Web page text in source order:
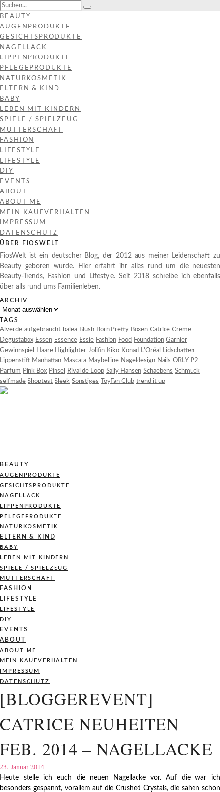
BEAUTY
AUGENPRODUKTE
GESICHTSPRODUKTE
NAGELLACK
LIPPENPRODUKTE
PFLEGEPRODUKTE
NATURKOSMETIK
ELTERN & KIND
BABY
LEBEN MIT KINDERN
SPIELE / SPIELZEUG
MUTTERSCHAFT
FASHION
LIFESTYLE
LIFESTYLE
DIY
EVENTS
ABOUT
ABOUT ME
MEIN KAUFVERHALTEN
IMPRESSUM
DATENSCHUTZ
ÜBER FIOSWELT
FiosWelt ist ein deutscher Blog, der 2012 aus meiner Leidenschaft zu
Beauty geboren wurde. Hier erfahrt ihr alles rund um die neuesten
Beauty-Trends, Fashion und Lifestyle. Seit 2018 schreibe ich ebenfalls
über alls rund ums Familienleben.
ARCHIV
Archiv
TAGS
Alverde aufgebraucht balea Blush Born Pretty Boxen Catrice Creme
Degustabox Essen Essence Essie Fashion Food Foundation Garnier
Gewinnspiel
Haare Highlighter Jolifin Kiko Konad L'Oréal
Lidschatten
Lippenstift Manhattan Mascara Maybelline Nageldesign Nails ORLY P2
Parfüm Pink Box Pinsel Rival de Loop Sally Hansen Schaebens Schmuck
selfmade Shoptest Sleek Sonstiges ToyFan Club trend it up
BEAUTY
AUGENPRODUKTE
GESICHTSPRODUKTE
NAGELLACK
LIPPENPRODUKTE
PFLEGEPRODUKTE
NATURKOSMETIK
ELTERN & KIND
BABY
LEBEN MIT KINDERN
SPIELE / SPIELZEUG
MUTTERSCHAFT
FASHION
LIFESTYLE
LIFESTYLE
DIY
EVENTS
ABOUT
ABOUT ME
MEIN KAUFVERHALTEN
IMPRESSUM
DATENSCHUTZ
[BLOGGEREVENT]
CATRICE NEUHEITEN
FEB. 2014 – NAGELLACKE
23. Januar 2014
Heute stelle ich euch die neuen Nagellacke vor. Auf die war ich
besonders gespannt, vorallem auf die Crushed Crystals, die sahen schon